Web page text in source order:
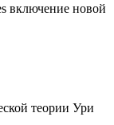
включение новой
теории Ури